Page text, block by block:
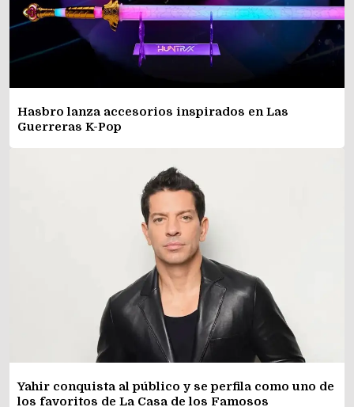
Hasbro lanza accesorios inspirados en Las
Guerreras K-Pop
Yahir conquista al público y se perfila como uno de
los favoritos de La Casa de los Famosos